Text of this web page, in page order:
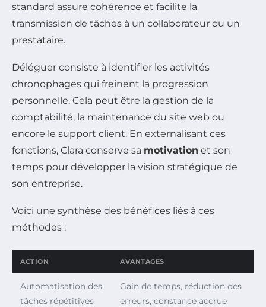
standard assure cohérence et facilite la
transmission de tâches à un collaborateur ou un
prestataire.
Déléguer consiste à identifier les activités
chronophages qui freinent la progression
personnelle. Cela peut être la gestion de la
comptabilité, la maintenance du site web ou
encore le support client. En externalisant ces
fonctions, Clara conserve sa motivation et son
temps pour développer la vision stratégique de
son entreprise.
Voici une synthèse des bénéfices liés à ces
méthodes :
ACTION AVANTAGES
Automatisation des
tâches répétitives
Gain de temps, réduction des
erreurs, constance accrue